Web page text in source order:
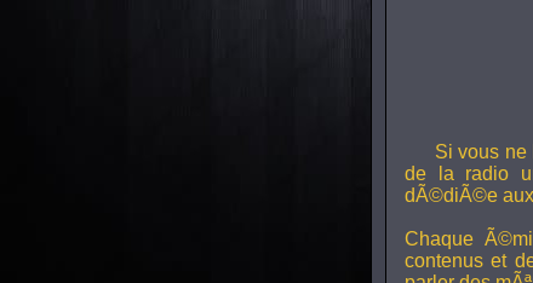
Si vous
de la radio
dÃ©diÃ©e
Chaque
contenus et